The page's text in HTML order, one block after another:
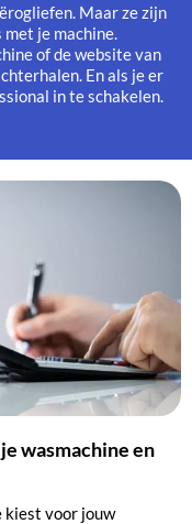
Maar ze zijn
je machine.
of de website van
En als je er
in te schakelen.
kiest voor jouw